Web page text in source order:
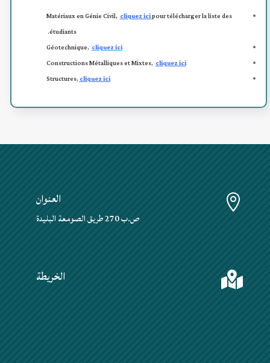
Matériaux en Génie Civil,cliquez icipour télécharger la liste des
étudiants.
Géotechnique, cliquez ici
Constructions Métalliques et Mixtes,cliquez ici
Structures,cliquez ici
 العنوان
ص.ب 270 طريق الصومعة البليدة
 الخريطة